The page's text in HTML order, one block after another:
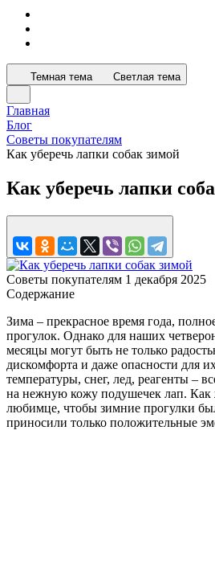
Темная тема Светлая тема
Главная
Блог
Советы покупателям
Как уберечь лапки собак зимой
Как уберечь лапки
Советы покупателям 1 декабря 2025
Содержание
Зима – прекрасное время года,
прогулок. Однако для наших
месяцы могут быть не только
дискомфорта и даже опасности для
температуры, снег, лед, реагенты –
на нежную кожу подушечек лап. Как
любимце, чтобы зимние прогулки
приносили только положительные